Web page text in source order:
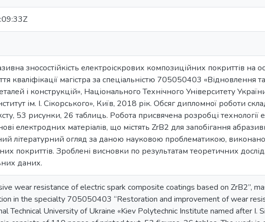
зносостійкість електроіскрових композиційних покриттів на
кваліфікації магістра за спеціальністю 705050403 «Відновлення
і конструкцій», Національного Технічного Університету
ім. І. Сікорського», Київ, 2018 рік. Обсяг дипломної роботи
53 рисунки, 26 таблиць. Робота присвячена розробці технології
електродних матеріалів, що містять ZrB2 для запобігання
літературний огляд за даною науковою проблематикою,
покриттів. Зроблені висновки по результатам теоретичних
даних.
wear resistance of electric spark composite coatings based on ZrB2”,
in the specialty 705050403 “Restoration and improvement of wear
Technical University of Ukraine «Kiev Polytechnic Institute named after I.